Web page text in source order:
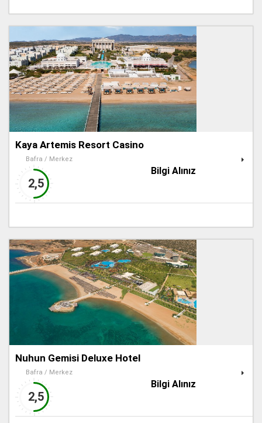
Kaya Artemis Resort Casino
Bafra / Merkez
2,5
Bilgi Alınız
Nuhun Gemisi Deluxe Hotel
Bafra / Merkez
2,5
Bilgi Alınız